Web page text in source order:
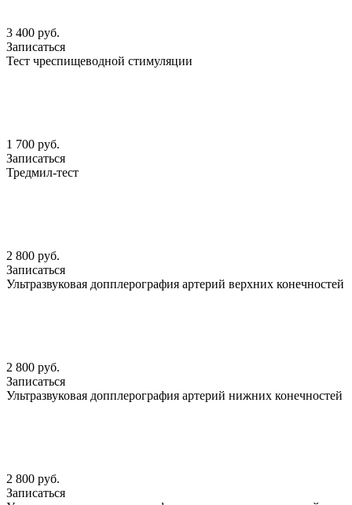
3 400 руб.
Записаться
Тест чреспищеводной стимуляции
1 700 руб.
Записаться
Тредмил-тест
2 800 руб.
Записаться
Ультразвуковая допплерография артерий верхних конечностей
2 800 руб.
Записаться
Ультразвуковая допплерография артерий нижних конечностей
2 800 руб.
Записаться